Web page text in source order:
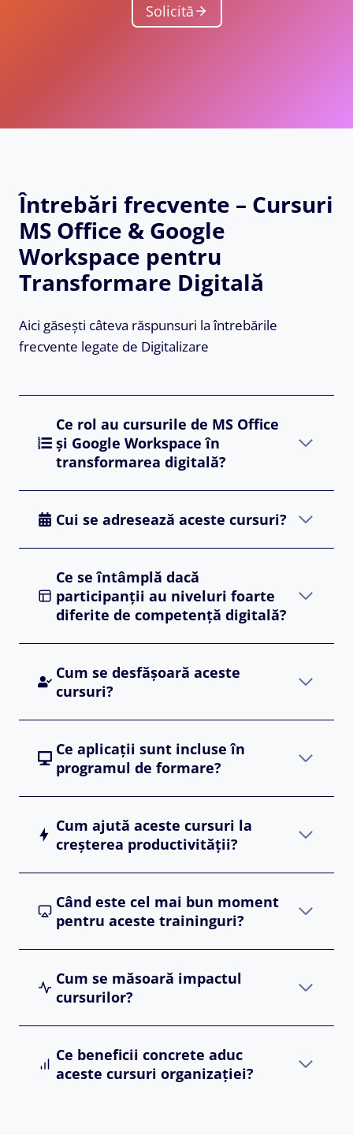
Solicită
Întrebări frecvente – Cursuri
MS Office & Google
Workspace pentru
Transformare Digitală
Aici găsești câteva răspunsuri la întrebările
frecvente legate de Digitalizare
Ce rol au cursurile de MS Office
și Google Workspace în
transformarea digitală?
Cui se adresează aceste cursuri?
Ce se întâmplă dacă
participanții au niveluri foarte
diferite de competență digitală?
Cum se desfășoară aceste
cursuri?
Ce aplicații sunt incluse în
programul de formare?
Cum ajută aceste cursuri la
creșterea productivității?
Când este cel mai bun moment
pentru aceste traininguri?
Cum se măsoară impactul
cursurilor?
Ce beneficii concrete aduc
aceste cursuri organizației?